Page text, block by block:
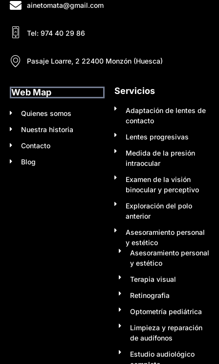
ainetomata@gmail.com
Tel: 974 40 29 86
Pasaje Loarre, 2 22400 Monzón (Huesca)
Web Map
Quienes somos
Nuestra historia
Contacto
Blog
Servicios
Adaptación de lentes de
contacto
Lentes progresivas
Medida de la presión
intraocular
Examen de la visión
binocular y perceptivo
Exploración del polo
anterior
Asesoramiento personal
y estético
Asesoramiento personal
y estético
Terapia visual
Retinografia
Optometría pediátrica
Limpieza y reparación
de audífonos
Estudio audiológico